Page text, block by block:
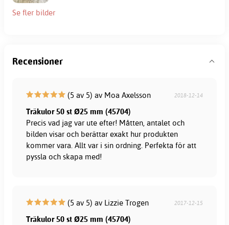
Se fler bilder
Recensioner
(5 av 5) av Moa Axelsson 2018-12-14
Träkulor 50 st Ø25 mm (45704)
Precis vad jag var ute efter! Måtten, antalet och
bilden visar och berättar exakt hur produkten
kommer vara. Allt var i sin ordning. Perfekta för att
pyssla och skapa med!
(5 av 5) av Lizzie Trogen 2017-12-15
Träkulor 50 st Ø25 mm (45704)